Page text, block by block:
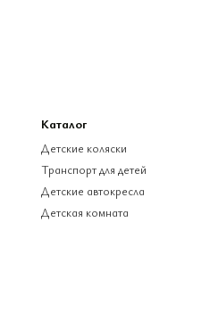
Каталог
Детские коляски
Транспорт для детей
Детские автокресла
Детская комната